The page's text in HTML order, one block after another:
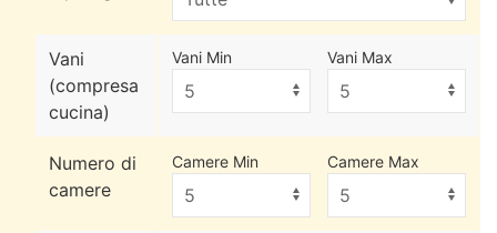
Vani
(compresa
cucina)
Vani Min Vani Max
Numero di
camere
Camere Min Camere Max